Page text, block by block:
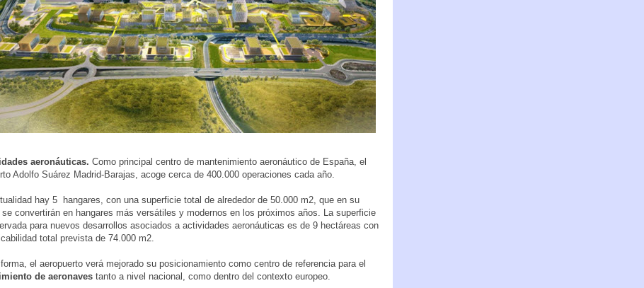
aeronáuticas. Como principal centro de mantenimiento aeronáutico de España, el
Adolfo Suárez Madrid-Barajas, acoge cerca de 400.000 operaciones cada año.
hay 5 hangares, con una superficie total de alrededor de 50.000 m2, que en su
se convertirán en hangares más versátiles y modernos en los próximos años. La superficie
para nuevos desarrollos asociados a actividades aeronáuticas es de 9 hectáreas con
total prevista de 74.000 m2.
el aeropuerto verá mejorado su posicionamiento como centro de referencia para el
de aeronaves tanto a nivel nacional, como dentro del contexto europeo.